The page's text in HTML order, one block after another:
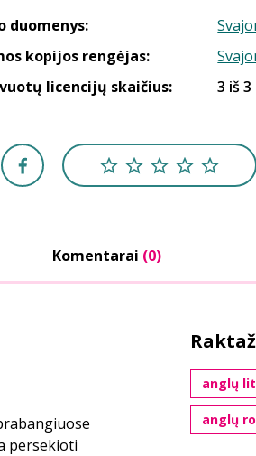
duomenys:
kopijos rengėjas:
licencijų skaičius:
3 iš 3
Komentarai (0)
persekioti
anglų
anglų